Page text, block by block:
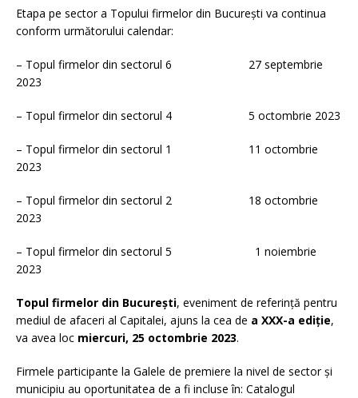
Etapa pe sector a Topului firmelor din București va continua
conform următorului calendar:
– Topul firmelor din sectorul 6 27 septembrie
2023
– Topul firmelor din sectorul 4 5 octombrie 2023
– Topul firmelor din sectorul 1 11 octombrie
2023
– Topul firmelor din sectorul 2 18 octombrie
2023
– Topul firmelor din sectorul 5 1 noiembrie
2023
Topul firmelor din București, eveniment de referință pentru
mediul de afaceri al Capitalei, ajuns la cea de a XXX-a ediție,
va avea loc miercuri, 25 octombrie 2023.
Firmele participante la Galele de premiere la nivel de sector și
municipiu au oportunitatea de a fi incluse în: Catalogul